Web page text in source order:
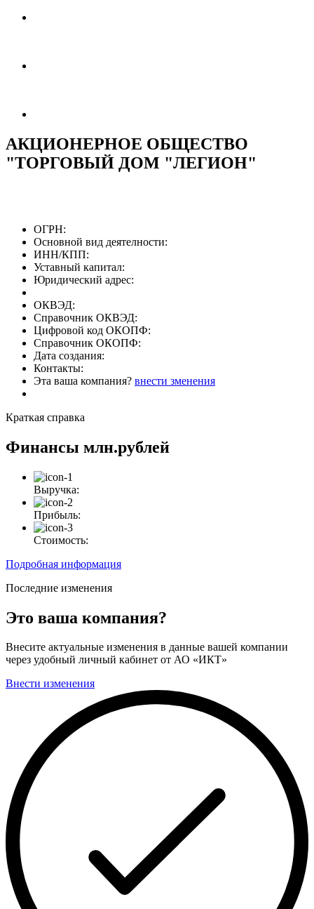
АКЦИОНЕРНОЕ ОБЩЕСТВО
"ТОРГОВЫЙ ДОМ "ЛЕГИОН"
ОГРН:
Основной вид деятелности:
ИНН/КПП:
Уставный капитал:
Юридический адрес:
ОКВЭД:
Справочник ОКВЭД:
Цифровой код ОКОПФ:
Справочник ОКОПФ:
Дата создания:
Контакты:
Эта ваша компания? внести зменения
Краткая справка
Финансы млн.рублей
Выручка:
Прибыль:
Стоимость:
Подробная информация
Последние изменения
Это ваша компания?
Внесите актуальные изменения в данные вашей компании
через удобный личный кабинет от АО «ИКТ»
Внести изменения